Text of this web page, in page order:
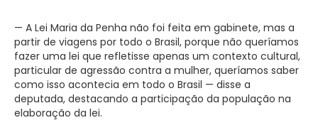
— A Lei Maria da Penha não foi feita em gabinete, mas a
partir de viagens por todo o Brasil, porque não queríamos
fazer uma lei que refletisse apenas um contexto cultural,
particular de agressão contra a mulher, queríamos saber
como isso acontecia em todo o Brasil — disse a
deputada, destacando a participação da população na
elaboração da lei.